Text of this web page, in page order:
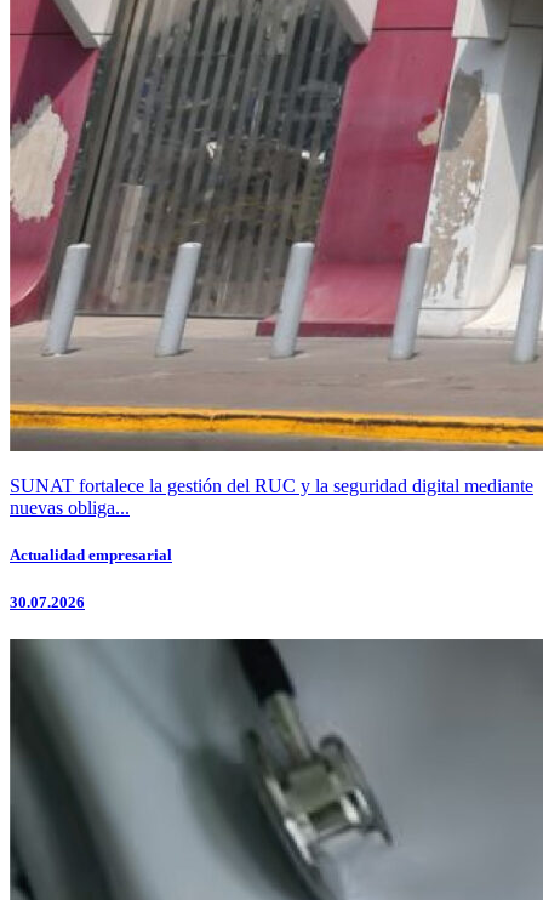
SUNAT fortalece la gestión del RUC y la seguridad digital mediante
nuevas obliga...
Actualidad empresarial
30.07.2026